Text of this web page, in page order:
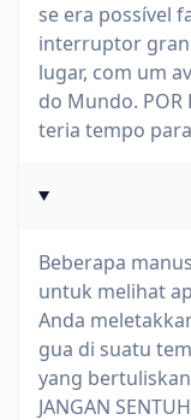
se era possível
interruptor
lugar, com um
do Mundo. POR
teria tempo
Beberapa
untuk melihat
Anda
gua di suatu
yang
JANGAN